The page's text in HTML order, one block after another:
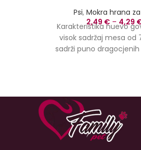
Psi, Mokra hrana
2,49 €– 4,29
Karakteristika nuevo
visok sadržaj mesa od
sadrži puno
energije, vrlo svarljiva i
ukusna.